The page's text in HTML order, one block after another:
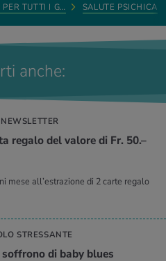
PER TUTTI I G… SALUTE PSICHICA
anche:
regalo del valore di Fr. 50.–
mese all’estrazione di 2 carte regalo
STRESSANTE
di baby blues